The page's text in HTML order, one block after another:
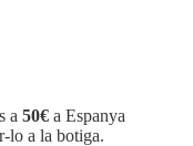
a 50€ a Espanya
lo a la botiga.